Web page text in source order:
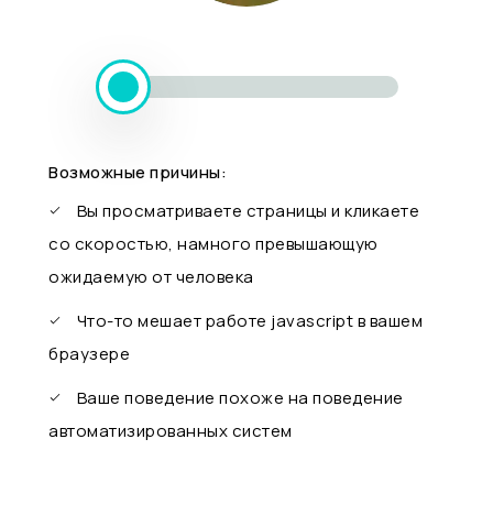
Возможные причины:
Вы просматриваете страницы и кликаете
со скоростью, намного превышающую
ожидаемую от человека
Что-то мешает работе javascript в вашем
браузере
Ваше поведение похоже на поведение
автоматизированных систем